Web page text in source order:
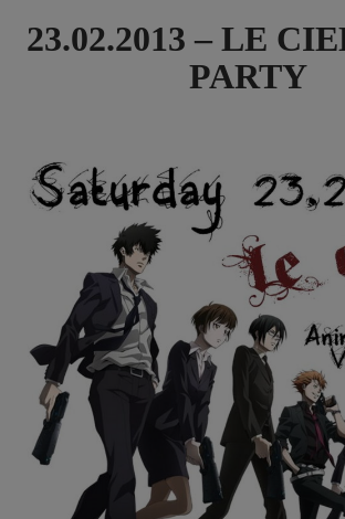
23.02.2013 – LE
PARTY